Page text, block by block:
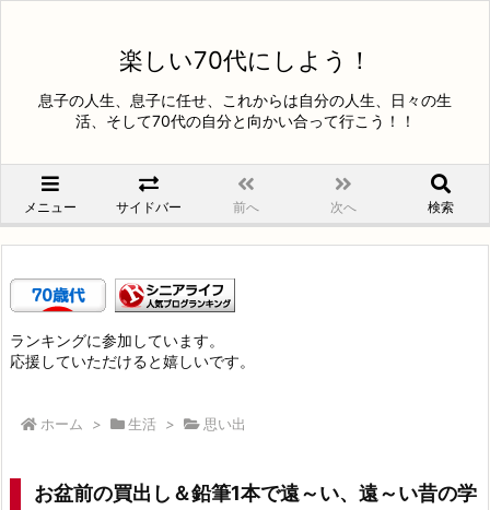
楽しい70代にしよう！
息子の人生、息子に任せ、これからは自分の人生、日々の生
活、そして70代の自分と向かい合って行こう！！
メニュー サイドバー 前へ 次へ 検索
ランキングに参加しています。
応援していただけると嬉しいです。
ホーム > 生活 > 思い出
お盆前の買出し＆鉛筆1本で遠～い、遠～い昔の学